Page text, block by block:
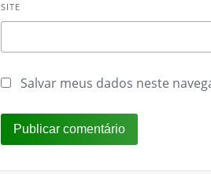
SITE
Salvar meus dados neste